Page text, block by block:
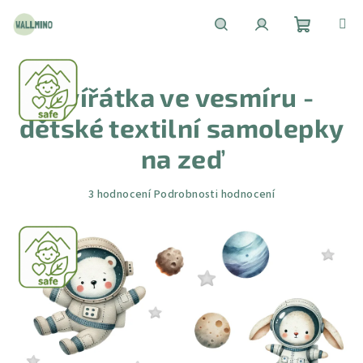
obsah
košík
Zvířátka ve vesmíru -
dětské textilní samolepky
na zeď
Průměrné
je
5,0
5
hvězdiček.
3 hodnoceníPodrobnosti hodnocení